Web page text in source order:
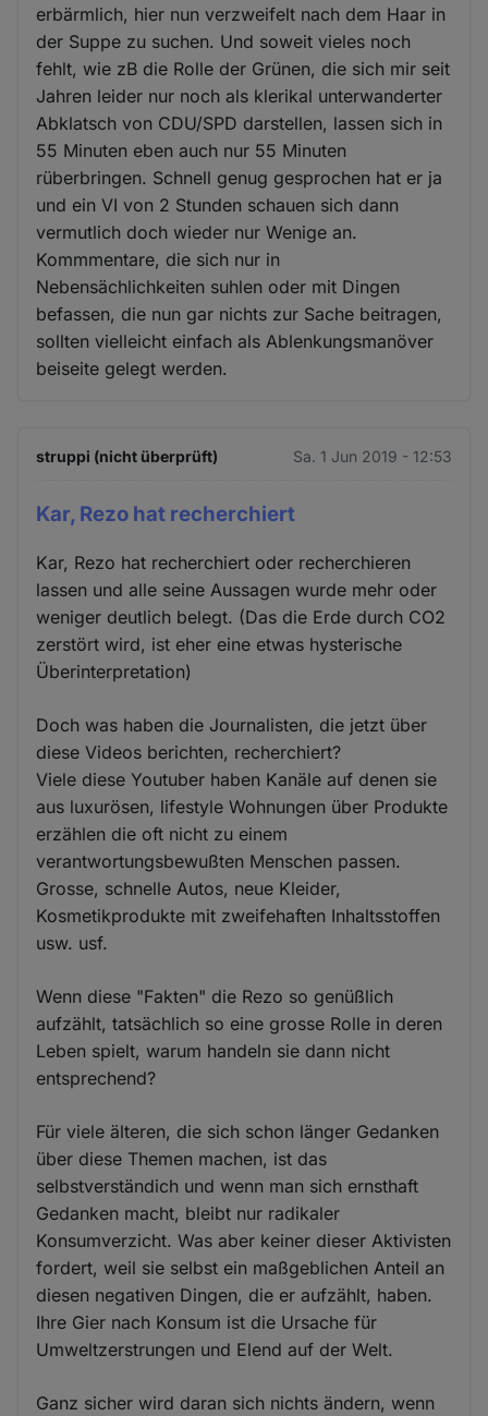
erbärmlich, hier nun verzweifelt nach dem Haar in
der Suppe zu suchen. Und soweit vieles noch
fehlt, wie zB die Rolle der Grünen, die sich mir seit
Jahren leider nur noch als klerikal unterwanderter
Abklatsch von CDU/SPD darstellen, lassen sich in
55 Minuten eben auch nur 55 Minuten
rüberbringen. Schnell genug gesprochen hat er ja
und ein VI von 2 Stunden schauen sich dann
vermutlich doch wieder nur Wenige an.
Kommmentare, die sich nur in
Nebensächlichkeiten suhlen oder mit Dingen
befassen, die nun gar nichts zur Sache beitragen,
sollten vielleicht einfach als Ablenkungsmanöver
beiseite gelegt werden.
struppi (nicht überprüft) Sa. 1 Jun 2019 - 12:53
Kar, Rezo hat recherchiert
Kar, Rezo hat recherchiert oder recherchieren
lassen und alle seine Aussagen wurde mehr oder
weniger deutlich belegt. (Das die Erde durch CO2
zerstört wird, ist eher eine etwas hysterische
Überinterpretation)
Doch was haben die Journalisten, die jetzt über
diese Videos berichten, recherchiert?
Viele diese Youtuber haben Kanäle auf denen sie
aus luxurösen, lifestyle Wohnungen über Produkte
erzählen die oft nicht zu einem
verantwortungsbewußten Menschen passen.
Grosse, schnelle Autos, neue Kleider,
Kosmetikprodukte mit zweifehaften Inhaltsstoffen
usw. usf.
Wenn diese "Fakten" die Rezo so genüßlich
aufzählt, tatsächlich so eine grosse Rolle in deren
Leben spielt, warum handeln sie dann nicht
entsprechend?
Für viele älteren, die sich schon länger Gedanken
über diese Themen machen, ist das
selbstverständich und wenn man sich ernsthaft
Gedanken macht, bleibt nur radikaler
Konsumverzicht. Was aber keiner dieser Aktivisten
fordert, weil sie selbst ein maßgeblichen Anteil an
diesen negativen Dingen, die er aufzählt, haben.
Ihre Gier nach Konsum ist die Ursache für
Umweltzerstrungen und Elend auf der Welt.
Ganz sicher wird daran sich nichts ändern, wenn